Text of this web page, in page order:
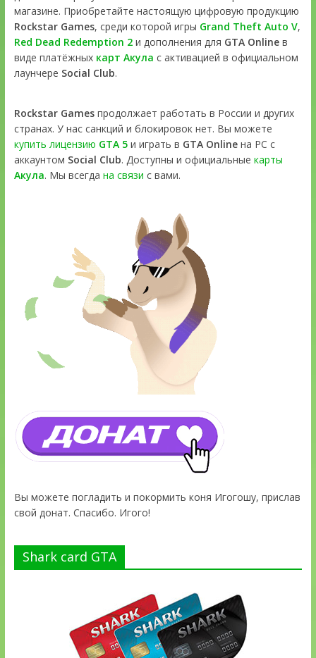
магазине. Приобретайте настоящую цифровую продукцию
Rockstar Games, среди которой игры Grand Theft Auto V,
Red Dead Redemption 2и дополнения для GTA Onlineв
виде платёжных карт Акула с активацией в официальном
лаунчере Social Club.
Rockstar Gamesпродолжает работать в России и других
странах. У нас санкций и блокировок нет. Вы можете
купить лицензию GTA 5и играть в GTA Onlineна PC с
аккаунтом Social Club. Доступны и официальные карты
Акула. Мы всегда на связи с вами.
Вы можете погладить и покормить коня Игогошу, прислав
свой донат. Спасибо. Игого!
Shark card GTA